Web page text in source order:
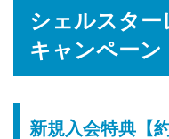
シェルスタ
キャンペーン
新規入会特典【